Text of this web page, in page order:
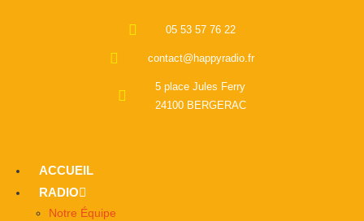
05 53 57 76 22
contact@happyradio.fr
5 place Jules Ferry
24100 BERGERAC
ACCUEIL
RADIO
Notre Équipe